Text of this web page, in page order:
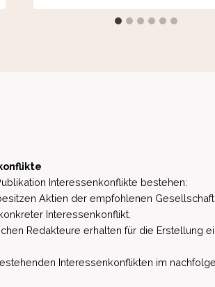
Interessenkonflikte bestehen:
Aktien der empfohlenen
Interessenkonflikt.
Redakteure erhalten für die Erstellung
Interessenkonflikten im